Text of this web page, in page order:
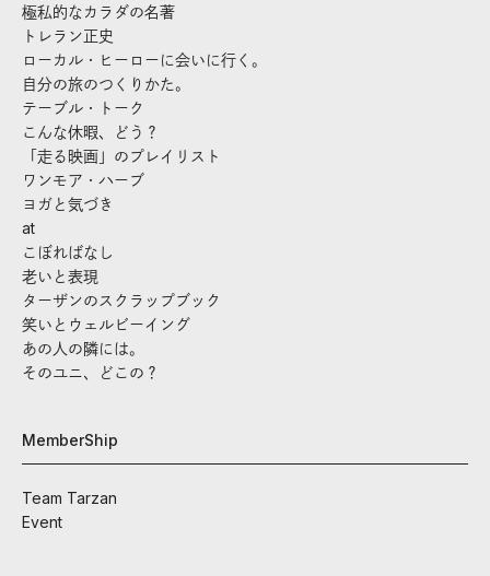
極私的なカラダの名著
トレラン正史
ローカル・ヒーローに会いに行く。
自分の旅のつくりかた。
テーブル・トーク
こんな休暇、どう？
「走る映画」のプレイリスト
ワンモア・ハーブ
ヨガと気づき
at
こぼればなし
老いと表現
ターザンのスクラップブック
笑いとウェルビーイング
あの人の隣には。
そのユニ、どこの？
MemberShip
Team Tarzan
Event